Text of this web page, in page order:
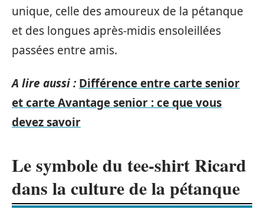
unique, celle des amoureux de la pétanque
et des longues après-midis ensoleillées
passées entre amis.
A lire aussi : Différence entre carte senior
et carte Avantage senior : ce que vous
devez savoir
Le symbole du tee-shirt Ricard
dans la culture de la pétanque